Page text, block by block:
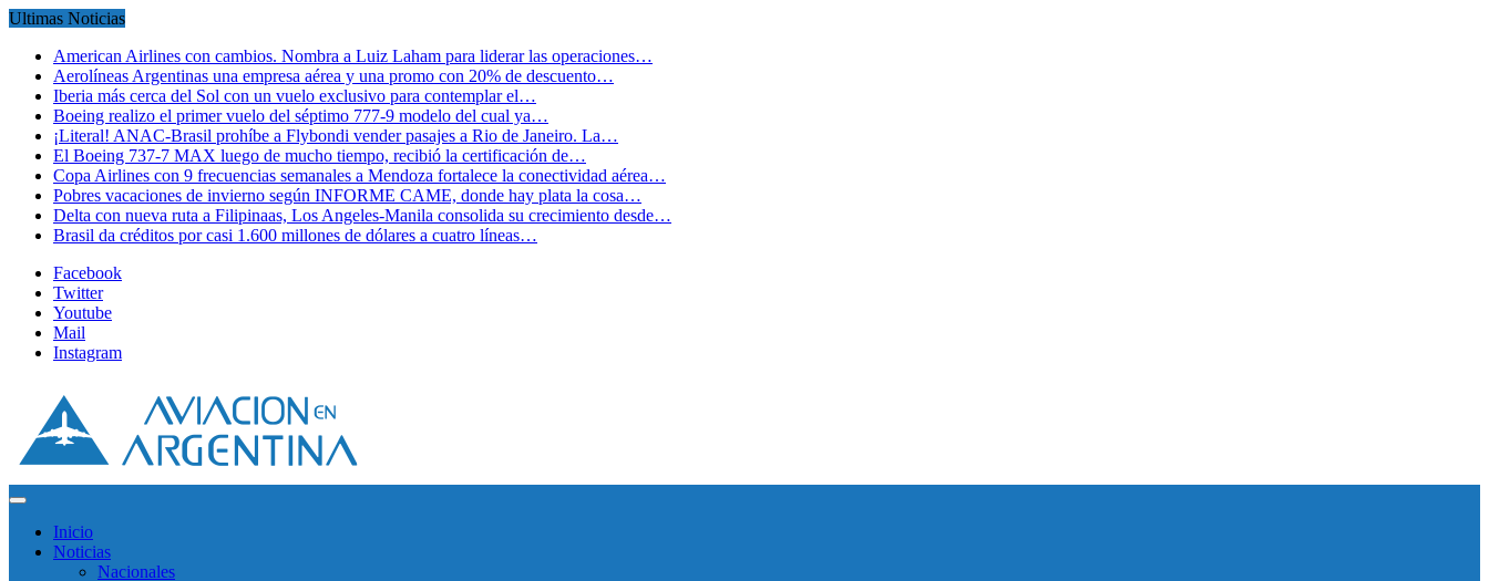
Ultimas Noticias
American Airlines con cambios. Nombra a Luiz Laham para liderar las operaciones…
Aerolíneas Argentinas una empresa aérea y una promo con 20% de descuento…
Iberia más cerca del Sol con un vuelo exclusivo para contemplar el…
Boeing realizo el primer vuelo del séptimo 777-9 modelo del cual ya…
¡Literal! ANAC-Brasil prohíbe a Flybondi vender pasajes a Rio de Janeiro. La…
El Boeing 737-7 MAX luego de mucho tiempo, recibió la certificación de…
Copa Airlines con 9 frecuencias semanales a Mendoza fortalece la conectividad aérea…
Pobres vacaciones de invierno según INFORME CAME, donde hay plata la cosa…
Delta con nueva ruta a Filipinaas, Los Angeles-Manila consolida su crecimiento desde…
Brasil da créditos por casi 1.600 millones de dólares a cuatro líneas…
Facebook
Twitter
Youtube
Mail
Instagram
Inicio
Noticias
Nacionales